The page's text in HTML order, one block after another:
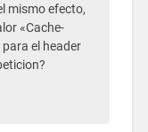
mismo efecto,
«Cache-
el header